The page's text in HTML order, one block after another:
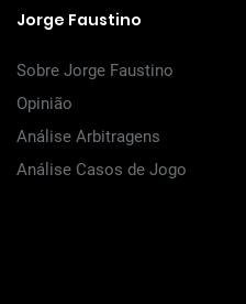
Jorge Faustino
Sobre Jorge Faustino
Opinião
Análise Arbitragens
Análise Casos de Jogo